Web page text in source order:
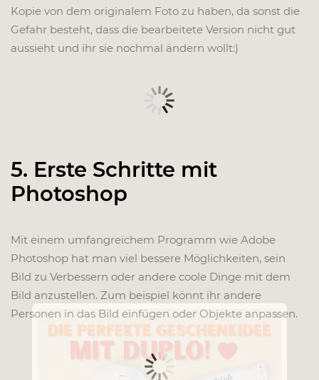
x
Kopie von dem originalem Foto zu haben, da sonst die
Gefahr besteht, dass die bearbeitete Version nicht gut
aussieht und ihr sie nochmal ändern wollt:)
5. Erste Schritte mit
Photoshop
Mit einem umfangreichem Programm wie Adobe
Photoshop hat man viel bessere Möglichkeiten, sein
Bild zu Verbessern oder andere coole Dinge mit dem
Bild anzustellen. Zum beispiel könnt ihr andere
Personen in das Bild einfügen oder Objekte anpassen.